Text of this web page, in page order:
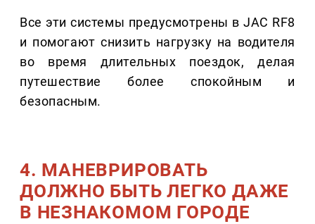
Все эти системы предусмотрены в JAC RF8
и помогают снизить нагрузку на водителя
во время длительных поездок, делая
путешествие более спокойным и
безопасным.
4. МАНЕВРИРОВАТЬ
ДОЛЖНО БЫТЬ ЛЕГКО ДАЖЕ
В НЕЗНАКОМОМ ГОРОДЕ